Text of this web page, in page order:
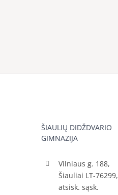
ŠIAULIŲ DIDŽDVARIO
GIMNAZIJA
Vilniaus g. 188,
Šiauliai LT-76299,
atsisk. sąsk.